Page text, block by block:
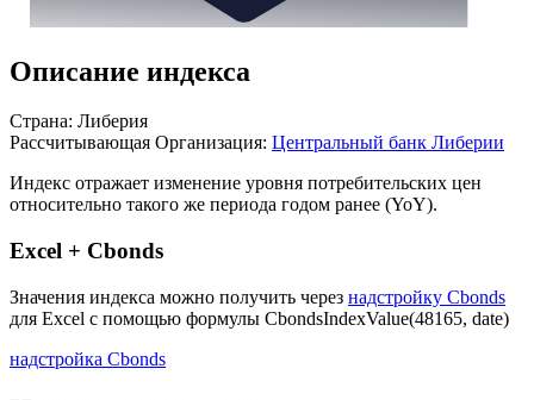
Описание индекса
Страна: Либерия
Рассчитывающая Организация: Центральный банк Либерии
Индекс отражает изменение уровня потребительских цен
относительно такого же периода годом ранее (YoY).
Excel + Cbonds
Значения индекса можно получить через надстройку Cbonds
для Excel с помощью формулы CbondsIndexValue(48165, date)
надстройка Cbonds